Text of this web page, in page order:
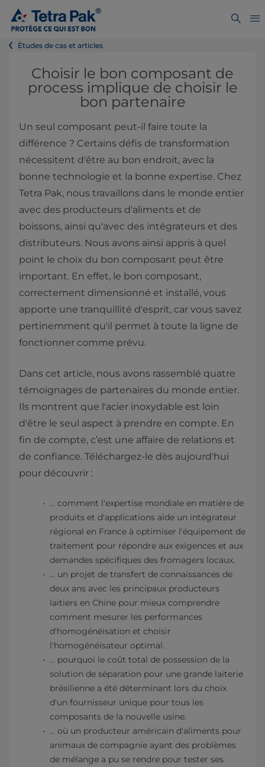
Études de cas et articles
Choisir le bon composant de
process implique de choisir le
bon partenaire
Un seul composant peut-il faire toute la
différence ? Certains défis de transformation
nécessitent d'être au bon endroit, avec la
bonne technologie et la bonne expertise. Chez
Tetra Pak, nous travaillons dans le monde entier
avec des producteurs d'aliments et de
boissons, ainsi qu'avec des intégrateurs et des
distributeurs. Nous avons ainsi appris à quel
point le choix du bon composant peut être
important. En effet, le bon composant,
correctement dimensionné et installé, vous
apporte une tranquillité d'esprit, car vous savez
pertinemment qu'il permet à toute la ligne de
fonctionner comme prévu.
Dans cet article, nous avons rassemblé quatre
témoignages de partenaires du monde entier.
Ils montrent que l'acier inoxydable est loin
d'être le seul aspect à prendre en compte. En
fin de compte, c’est une affaire de relations et
de confiance. Téléchargez-le dès aujourd'hui
pour découvrir :
... comment l'expertise mondiale en matière de
produits et d'applications aide un intégrateur
régional en France à optimiser l'équipement de
traitement pour répondre aux exigences et aux
demandes spécifiques des fromagers locaux.
... un projet de transfert de connaissances de
deux ans avec les principaux producteurs
laitiers en Chine pour mieux comprendre
comment mesurer les performances
d'homogénéisation et choisir
l'homogénéisateur optimal.
... pourquoi le coût total de possession de la
solution de séparation pour une grande laiterie
brésilienne a été déterminant lors du choix
d'un fournisseur unique pour tous les
composants de la nouvelle usine.
… où un producteur américain d'aliments pour
animaux de compagnie ayant des problèmes
de mélange a pu se rendre pour tester ses